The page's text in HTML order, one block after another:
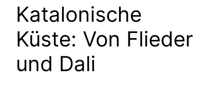
Katalonische
Küste: Von Flieder
und Dali